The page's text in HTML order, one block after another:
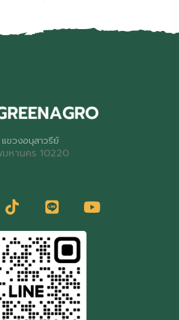
ขวงอนุสาวรีย์
มหานคร 10220